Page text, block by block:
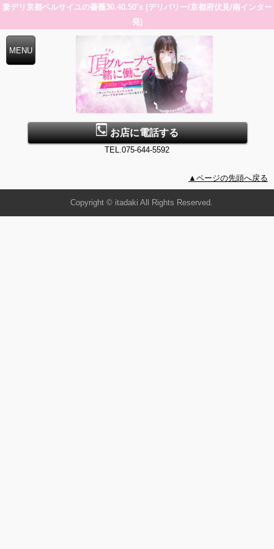
妻デリ京都ベルサイユの薔薇30.40.50’s (デリバリー/京都府伏見/南インター
発)
お店に電話する
TEL.075-644-5592
▲ページの先頭へ戻る
Copyright © itadaki All Rights Reserved.